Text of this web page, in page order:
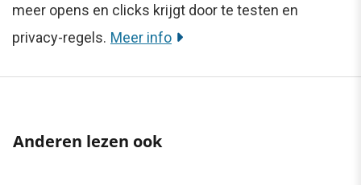
meer opens en clicks krijgt door te testen en
privacy-regels. Meer info
Anderen lezen ook